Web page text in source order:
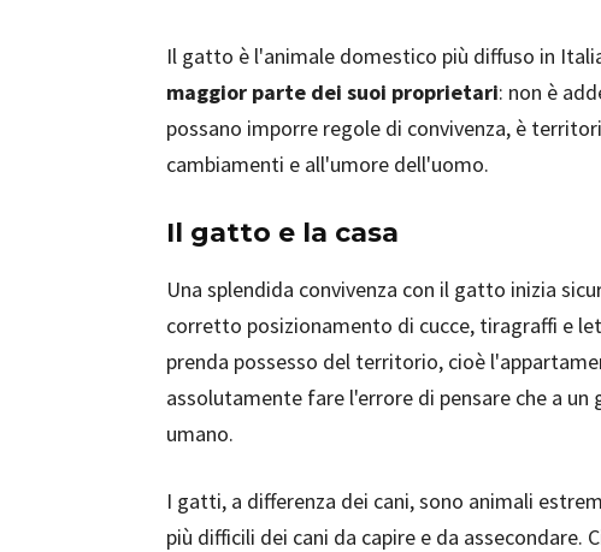
Il gatto è l'animale domestico più diffuso in
maggior parte dei suoi proprietari: non è
possano imporre regole di convivenza, è
cambiamenti e all'umore dell'uomo.
Il gatto e la casa
Una splendida convivenza con il gatto inizia
corretto posizionamento di cucce, tiragraffi e
prenda possesso del territorio, cioè
assolutamente fare l'errore di pensare che a
umano.
I gatti, a differenza dei cani, sono animali
più difficili dei cani da capire e da assecondare.